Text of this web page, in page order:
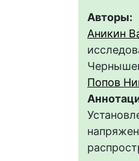
Авторы:
Аникин
Попов